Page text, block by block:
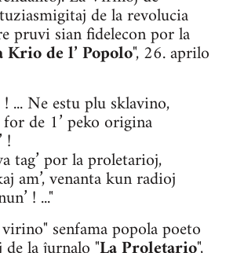
de la revo­lucia
pruvi sian fidelecon por la
Krio de l’ Popolo", 26. aprilo
... Ne estu plu sklavino,
de 1’ peko origina
!
tag’ por la proletarioj,
am’, venanta kun radioj
! ..."
senfama popola poeto